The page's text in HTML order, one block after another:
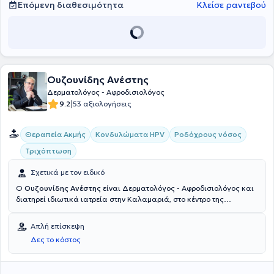
Επόμενη διαθεσιμότητα Κλείσε ραντεβού
Ουζουνίδης Ανέστης
Δερματολόγος - Αφροδισιολόγος
9.2|53 αξιολογήσεις
Θεραπεία Ακμής Κονδυλώματα HPV
Ροδόχρους νόσος
Τριχόπτωση
Σχετικά με τον ειδικό
Ο Ουζουνίδης Ανέστης είναι Δερματολόγος - Αφροδισιολόγος και
διατηρεί ιδιωτικά ιατρεία στην Καλαμαριά, στο κέντρο της
Ιατρική Σχολή του Πανεπιστημίου La Sapienza στη Ρώμη.
Ειδικεύτηκε στην Παθολογία στο Γενικό Νοσοκομείο "Άγιος Παύλος"
στη Θεσσαλονίκη και στο Νοσοκομείο "Norwalk Connecticat".
Παράλληλα, εξειδικεύτηκε στη Δερματολογία - Αφροδισιολογία
Απλή επίσκεψη
Δες το κόστος